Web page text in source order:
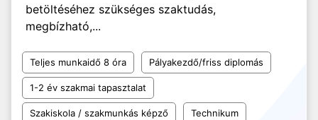
betöltéséhez szükséges szaktudás,
megbízható,...
Teljes munkaidő 8 óra Pályakezdő/friss diplomás
1-2 év szakmai tapasztalat
Szakiskola / szakmunkás képző Technikum